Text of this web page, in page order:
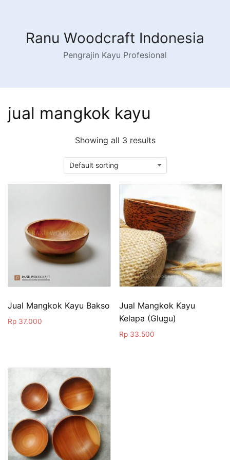
contentRanu Woodcraft Indonesia
Pengrajin Kayu Profesional
jual mangkok kayu
Showing all 3 results
Jual Mangkok Kayu Bakso
Rp 37.000
Jual Mangkok Kayu
Kelapa (Glugu)
Rp 33.500